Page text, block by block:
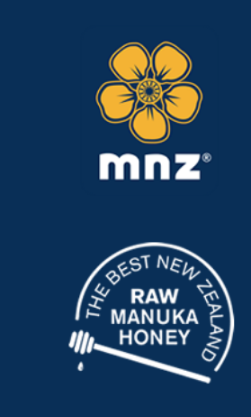
– Valkenburg LB